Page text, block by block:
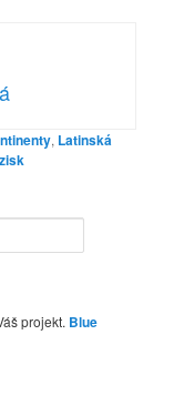
, Latinská
zisk
projekt. Blue